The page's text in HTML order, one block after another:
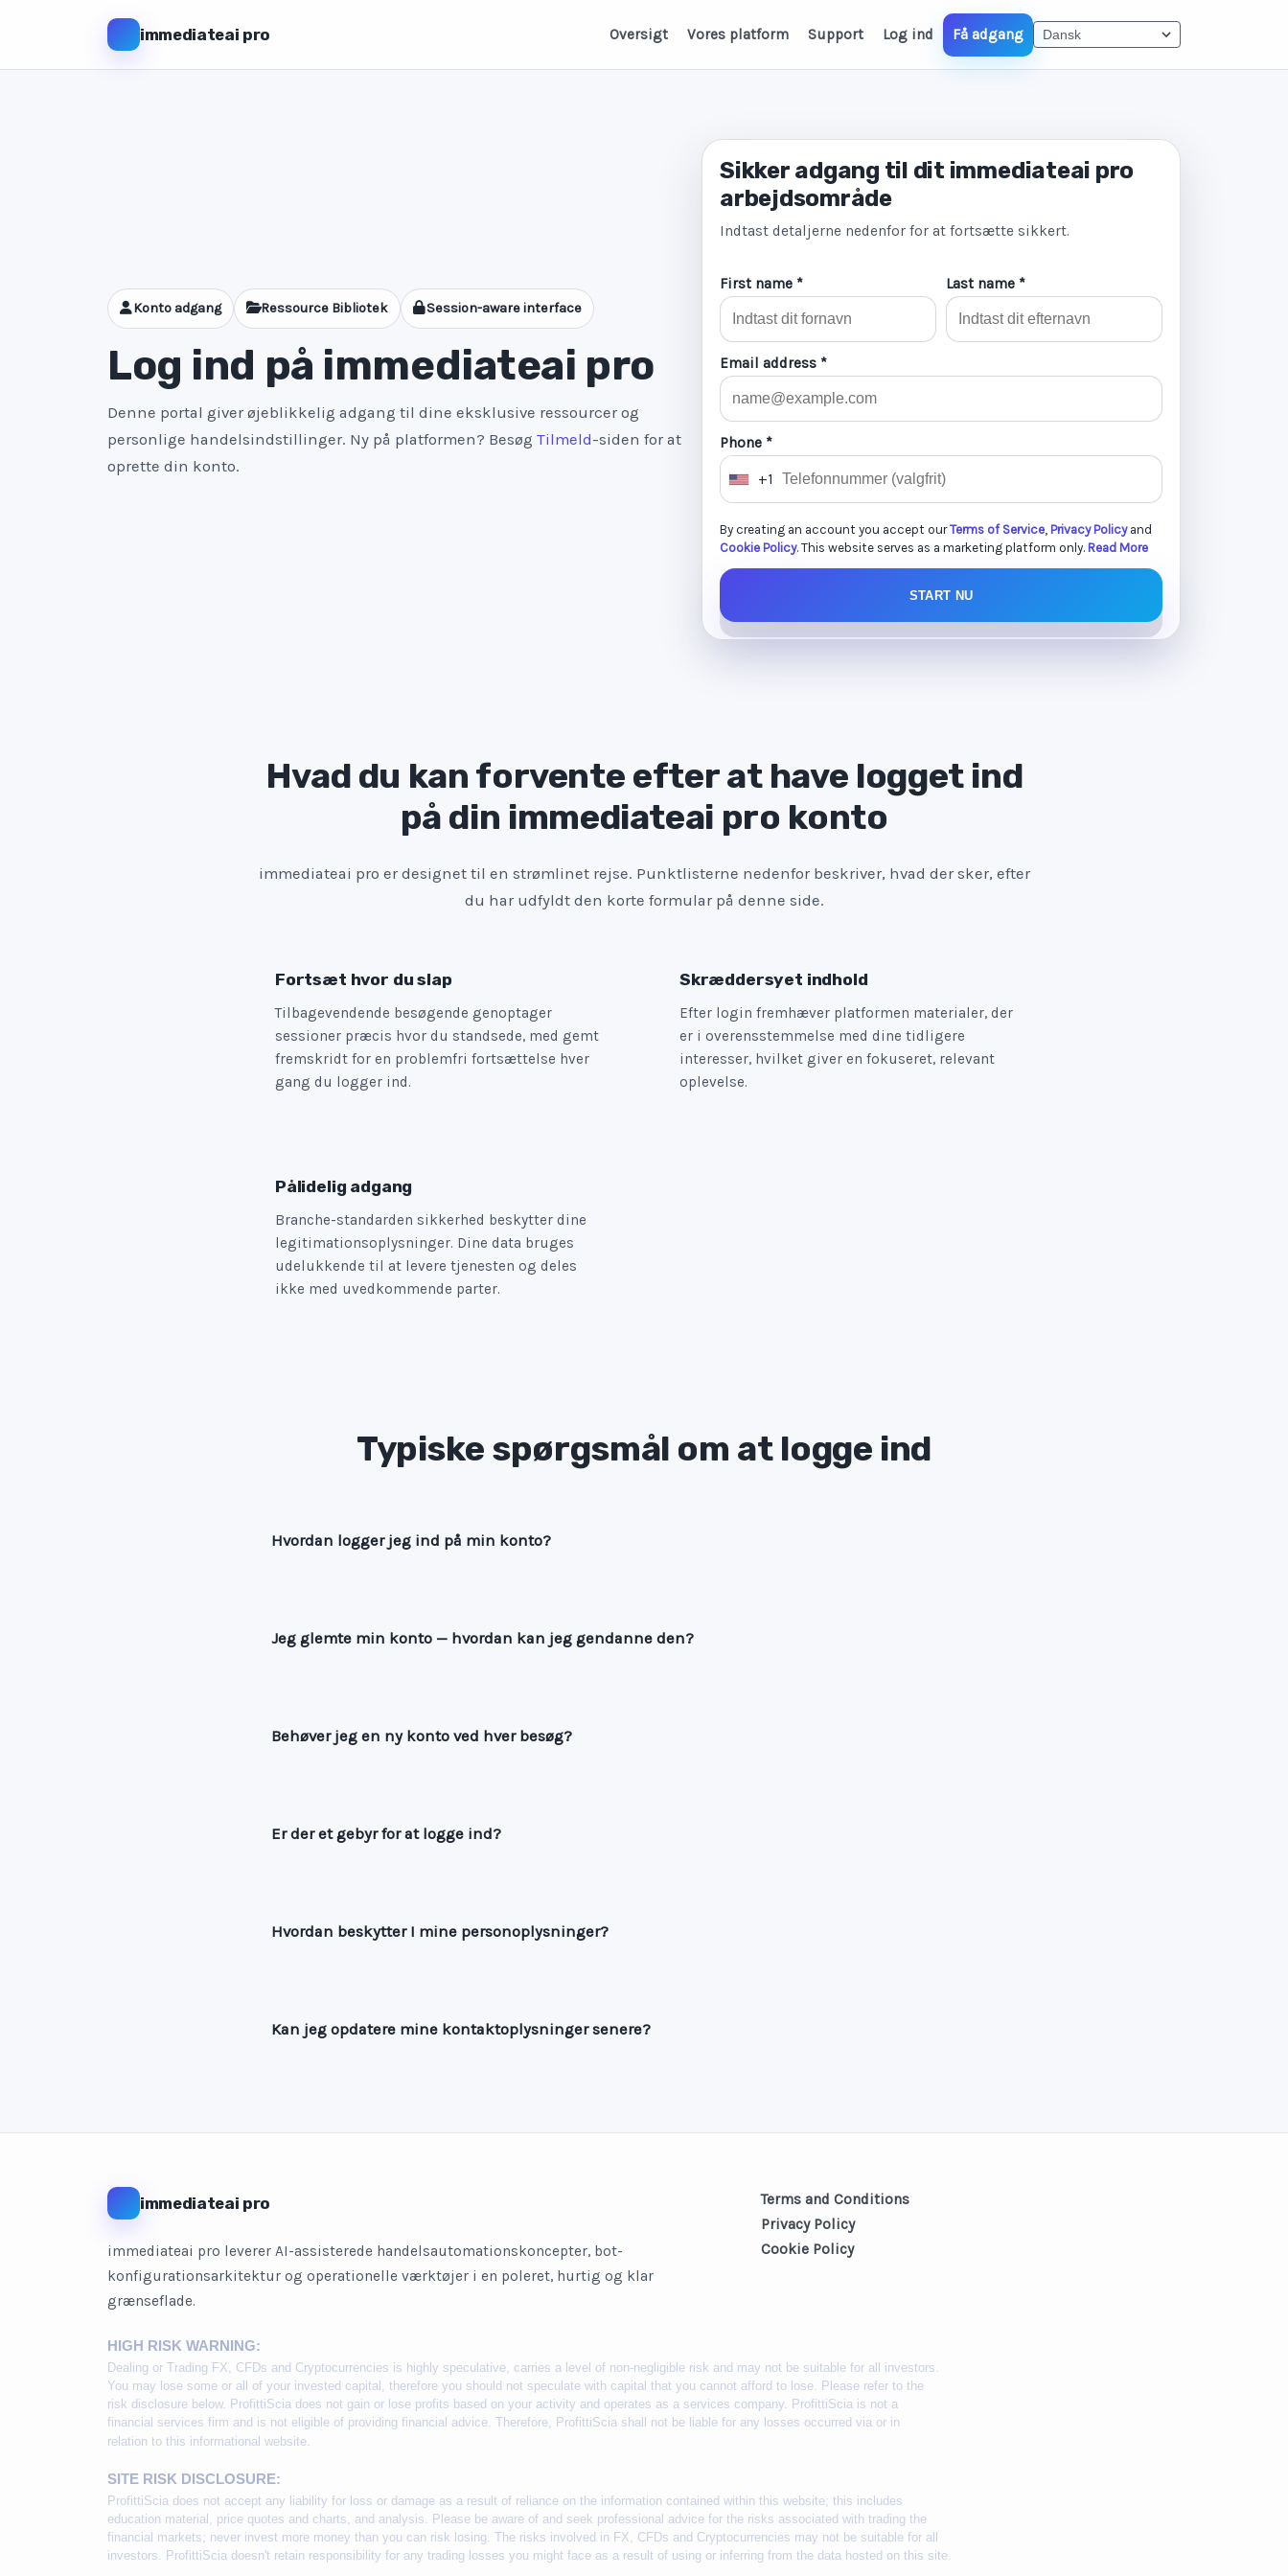
immediateai pro Oversigt Vores platform Support Log ind Få adgang
Konto adgang Ressource Bibliotek Session-aware interface
Log ind på immediateai pro
Denne portal giver øjeblikkelig adgang til dine eksklusive ressourcer og
personlige handelsindstillinger. Ny på platformen? Besøg Tilmeld-siden for at
oprette din konto.
Sikker adgang til dit immediateai pro
arbejdsområde
Indtast detaljerne nedenfor for at fortsætte sikkert.
First name * Last name *
Email address *
Phone *
U
i
S
+
1
+1
By creating an account you accept ourTerms of Service, Privacy Policyand
Cookie Policy. This website serves as a marketing platform only. Read More
START NU
Hvad du kan forvente efter at have logget ind
på din immediateai pro konto
immediateai pro er designet til en strømlinet rejse. Punktlisterne nedenfor beskriver, hvad der sker, efter
du har udfyldt den korte formular på denne side.
Fortsæt hvor du slap
Tilbagevendende besøgende genoptager
sessioner præcis hvor du standsede, med gemt
fremskridt for en problemfri fortsættelse hver
gang du logger ind.
Skræddersyet indhold
Efter login fremhæver platformen materialer, der
er i overensstemmelse med dine tidligere
interesser, hvilket giver en fokuseret, relevant
oplevelse.
Pålidelig adgang
Branche-standarden sikkerhed beskytter dine
legitimationsoplysninger. Dine data bruges
udelukkende til at levere tjenesten og deles
ikke med uvedkommende parter.
Typiske spørgsmål om at logge ind
Hvordan logger jeg ind på min konto?
Jeg glemte min konto — hvordan kan jeg gendanne den?
Behøver jeg en ny konto ved hver besøg?
Er der et gebyr for at logge ind?
Hvordan beskytter I mine personoplysninger?
Kan jeg opdatere mine kontaktoplysninger senere?
immediateai pro
immediateai pro leverer AI-assisterede handelsautomationskoncepter, bot-
konfigurationsarkitektur og operationelle værktøjer i en poleret, hurtig og klar
grænseflade.
Terms and Conditions
Privacy Policy
Cookie Policy